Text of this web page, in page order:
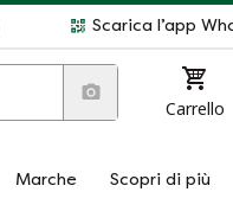
Scarica l’app
Carrello
Marche
Scopri di più